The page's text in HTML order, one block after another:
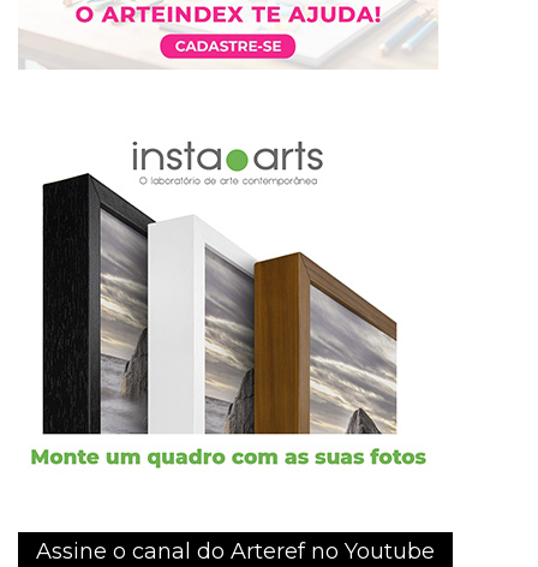
Assine o canal do Arteref no Youtube